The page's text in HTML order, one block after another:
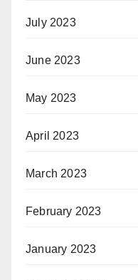
July 2023
June 2023
May 2023
April 2023
March 2023
February 2023
January 2023